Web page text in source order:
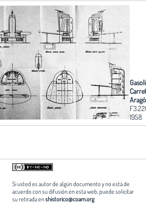
1958
Si usted es autor de algún documento y no está de
acuerdo con su difusión en esta web, puede solicitar
su retirada enshistorico@coam.org